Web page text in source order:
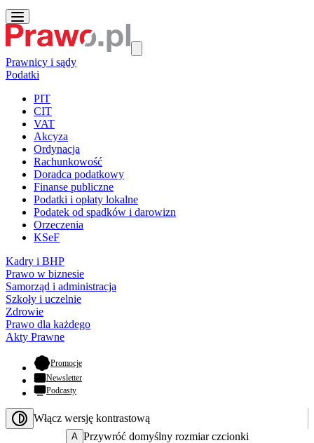
Prawnicy i sądy
Podatki
PIT
CIT
VAT
Akcyza
Ordynacja
Rachunkowość
Doradca podatkowy
Finanse publiczne
Podatki i opłaty lokalne
Podatek od spadków i darowizn
Orzeczenia
KSeF
Kadry i BHP
Prawo w biznesie
Samorząd i administracja
Szkoły i uczelnie
Zdrowie
Prawo dla każdego
Akty Prawne
Promocje- otwiera się w nowej karcie
Newsletter
Podcasty
Włącz wersję kontrastową
A Przywróć domyślny rozmiar czcionki